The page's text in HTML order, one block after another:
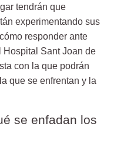
tendrán que
experimentando sus
responder ante
Hospital Sant Joan de
con la que podrán
que se enfrentan y la
se enfadan los